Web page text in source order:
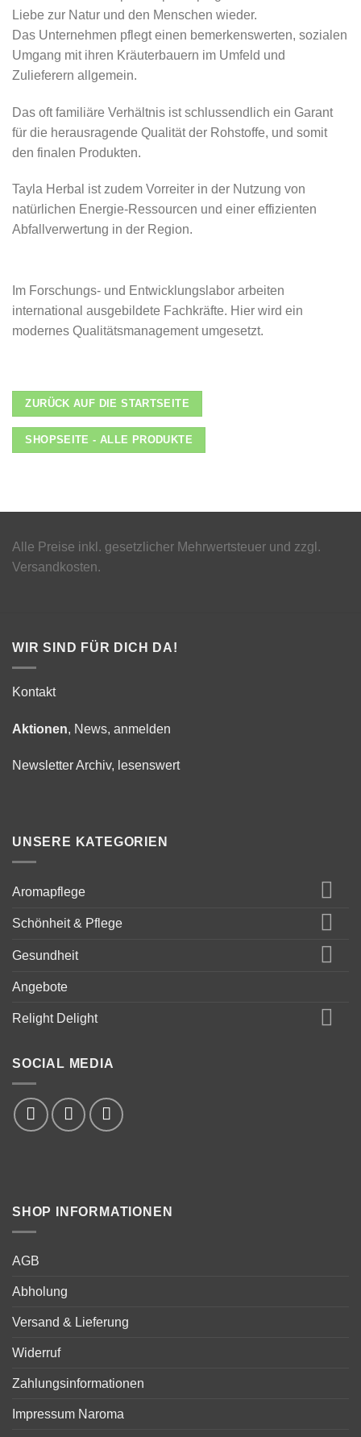
Liebe zur Natur und den Menschen wieder.
Das Unternehmen pflegt einen bemerkenswerten, sozialen
Umgang mit ihren Kräuterbauern im Umfeld und
Zulieferern allgemein.
Das oft familiäre Verhältnis ist schlussendlich ein Garant
für die herausragende Qualität der Rohstoffe, und somit
den finalen Produkten.
Tayla Herbal ist zudem Vorreiter in der Nutzung von
natürlichen Energie-Ressourcen und einer effizienten
Abfallverwertung in der Region.
Im Forschungs- und Entwicklungslabor arbeiten
international ausgebildete Fachkräfte. Hier wird ein
modernes Qualitätsmanagement umgesetzt.
ZURÜCK AUF DIE STARTSEITE
SHOPSEITE - ALLE PRODUKTE
Alle Preise inkl. gesetzlicher Mehrwertsteuer und zzgl.
Versandkosten.
WIR SIND FÜR DICH DA!
Kontakt
Aktionen, News, anmelden
Newsletter Archiv, lesenswert
UNSERE KATEGORIEN
Aromapflege
Schönheit & Pflege
Gesundheit
Angebote
Relight Delight
SOCIAL MEDIA
SHOP INFORMATIONEN
AGB
Abholung
Versand & Lieferung
Widerruf
Zahlungsinformationen
Impressum Naroma